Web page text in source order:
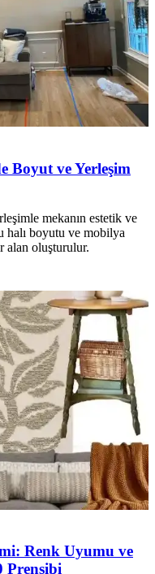
Boyut ve Yerleşim
mekanın estetik ve
boyutu ve mobilya
alan oluşturulur.
Renk Uyumu ve
Prensibi